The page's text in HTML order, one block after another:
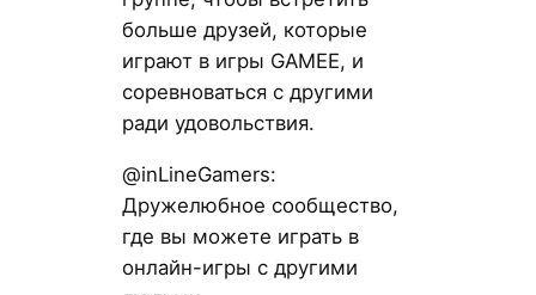
больше друзей, которые
играют в игры GAMEE, и
соревноваться с другими
ради удовольствия.
@inLineGamers:
Дружелюбное сообщество,
где вы можете играть в
онлайн-игры с другими